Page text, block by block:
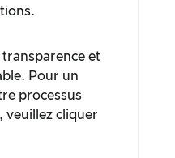
et
Pour un
processus
veuillez cliquer